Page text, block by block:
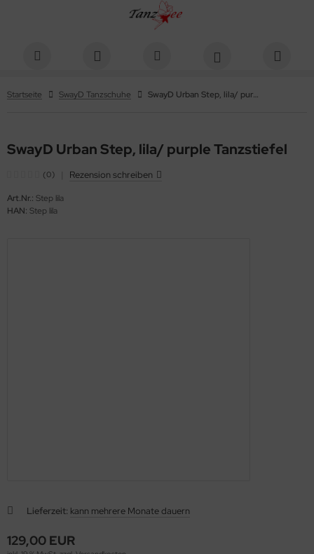
Startseite SwayD Tanzschuhe SwayD Urban Step, lila/ purple Tanzstiefel
SwayD Urban Step, lila/ purple Tanzstiefel
(0) Rezension schreiben
Art.Nr.: Step lila
HAN: Step lila
Lieferzeit: kann mehrere Monate dauern
129,00 EUR